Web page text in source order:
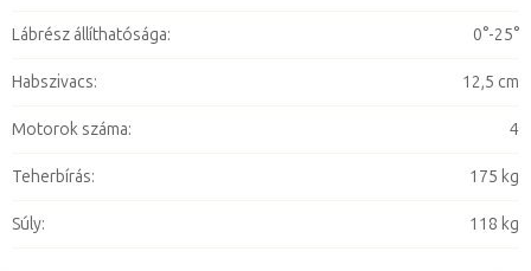
Lábrész állíthatósága: 0°-25°
Habszivacs: 12,5 cm
Motorok száma: 4
Teherbírás: 175 kg
Súly: 118 kg